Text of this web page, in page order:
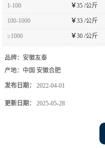
1-100 ￥35 /公斤
100-1000 ￥33 /公斤
≥1000 ￥30 /公斤
品牌： 安徽友泰
产地： 中国 安徽合肥
发布日期： 2022-04-01
更新日期： 2025-05-28